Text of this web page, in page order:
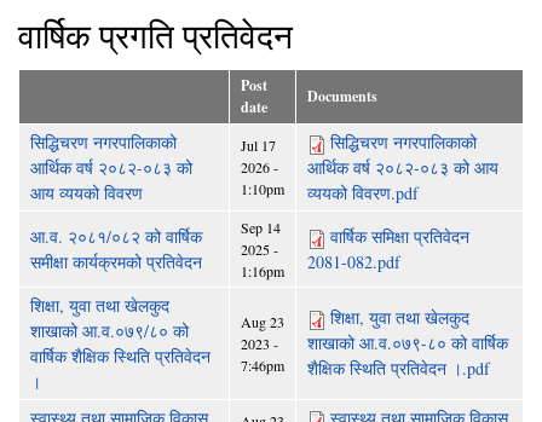
वार्षिक प्रगति प्रतिवेदन
Post
date
Documents
सिद्धिचरण नगरपालिकाको
आर्थिक वर्ष २०८२-०८३ को
आय व्ययको विवरण
Jul 17
2026 -
1:10pm
सिद्धिचरण नगरपालिकाको
आर्थिक वर्ष २०८२-०८३ को आय
व्ययको विवरण.pdf
आ.व. २०८१/०८२ को वार्षिक
समीक्षा कार्यक्रमको प्रतिवेदन
Sep 14
2025 -
1:16pm
वार्षिक समिक्षा प्रतिवेदन
2081-082.pdf
शिक्षा, युवा तथा खेलकुद
शाखाको आ.व.०७९/८० को
वार्षिक शैक्षिक स्थिति प्रतिवेदन
।
Aug 23
2023 -
7:46pm
शिक्षा, युवा तथा खेलकुद
शाखाको आ.व.०७९-८० को वार्षिक
शैक्षिक स्थिति प्रतिवेदन ।.pdf
स्वास्थ्य तथा सामाजिक विकास
स्वास्थ्य तथा सामाजिक विकास